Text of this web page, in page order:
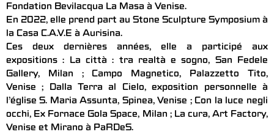
Fondation Bevilacqua La Masa à Venise.
En 2022, elle prend part au Stone Sculpture Symposium à
la Casa C.A.V.E à Aurisina.
Ces deux dernières années, elle a participé aux
expositions : La città : tra realtà e sogno, San Fedele
Gallery, Milan ; Campo Magnetico, Palazzetto Tito,
Venise ; Dalla Terra al Cielo, exposition personnelle à
l’église S. Maria Assunta, Spinea, Venise ; Con la luce negli
occhi, Ex Fornace Gola Space, Milan ; La cura, Art Factory,
Venise et Mirano à PaRDeS.